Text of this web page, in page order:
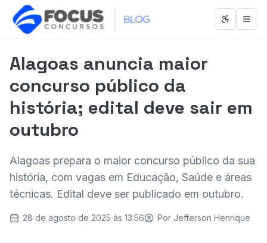
Abrir
Alagoas anuncia maior
concurso público da
história; edital deve sair em
outubro
Alagoas prepara o maior concurso público da sua
história, com vagas em Educação, Saúde e áreas
técnicas. Edital deve ser publicado em outubro.
28 de agosto de 2025 às 13:56 Por Jefferson Henrique